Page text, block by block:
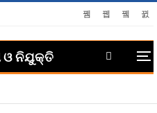
ଓ ନିଯୁକ୍ତି